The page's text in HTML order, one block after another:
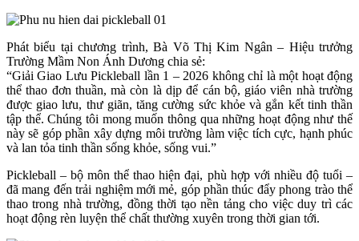
Phát biểu tại chương trình, Bà Võ Thị Kim Ngân – Hiệu trưởng
Trường Mầm Non Ánh Dương chia sẻ:
“Giải Giao Lưu Pickleball lần 1 – 2026 không chỉ là một hoạt động
thể thao đơn thuần, mà còn là dịp để cán bộ, giáo viên nhà trường
được giao lưu, thư giãn, tăng cường sức khỏe và gắn kết tinh thần
tập thể. Chúng tôi mong muốn thông qua những hoạt động như thế
này sẽ góp phần xây dựng môi trường làm việc tích cực, hạnh phúc
và lan tỏa tinh thần sống khỏe, sống vui.”
Pickleball – bộ môn thể thao hiện đại, phù hợp với nhiều độ tuổi –
đã mang đến trải nghiệm mới mẻ, góp phần thúc đẩy phong trào thể
thao trong nhà trường, đồng thời tạo nền tảng cho việc duy trì các
hoạt động rèn luyện thể chất thường xuyên trong thời gian tới.